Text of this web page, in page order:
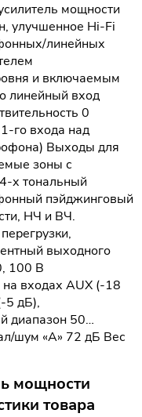
мощности
улучшенное Hi-Fi
линейных
и включаемым
линейный вход
0
го входа над
Выходы для
зоны с
х тональный
пэйджинговый
НЧ и ВЧ.
выходного
100 В
на входах AUX (-18
5 дБ),
диапазон 50…
шум «А» 72 дБ Вес
мощности
товара